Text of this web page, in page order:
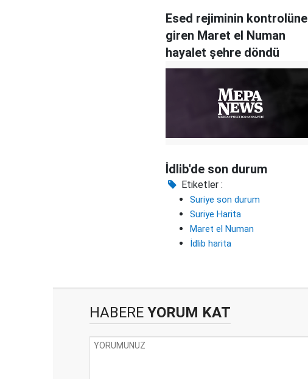
Esed rejiminin kontrolüne
giren Maret el Numan
hayalet şehre döndü
İdlib'de son durum
Etiketler :
Suriye son durum
Suriye Harita
Maret el Numan
İdlib harita
HABERE YORUM KAT